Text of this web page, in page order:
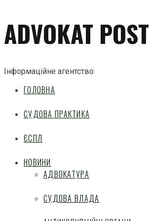
ADVOKAT POST
Інформаційне агентство
ГОЛОВНА
СУДОВА ПРАКТИКА
ЄСПЛ
НОВИНИ
АДВОКАТУРА
СУДОВА ВЛАДА